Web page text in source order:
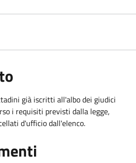
già iscritti all'albo dei giudici
i requisiti previsti dalla legge,
d'ufficio dall'elenco.